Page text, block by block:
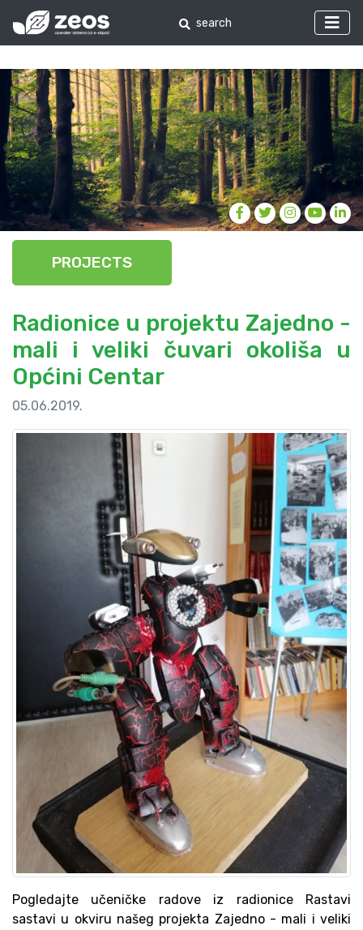
PROJECTS
Radionice u projektu Zajedno -
mali i veliki čuvari okoliša u
Općini Centar
05.06.2019.
Pogledajte učeničke radove iz radionice Rastavi
sastavi u okviru našeg projekta Zajedno - mali i veliki